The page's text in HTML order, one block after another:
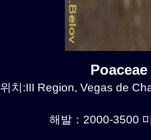
위치:III Region, Vegas de
해발：2000-3500